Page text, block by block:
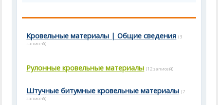
Кровельные материалы | Общие сведения (3
записей)
Рулонные кровельные материалы (12 записей)
Штучные битумные кровельные материалы (7
записей)